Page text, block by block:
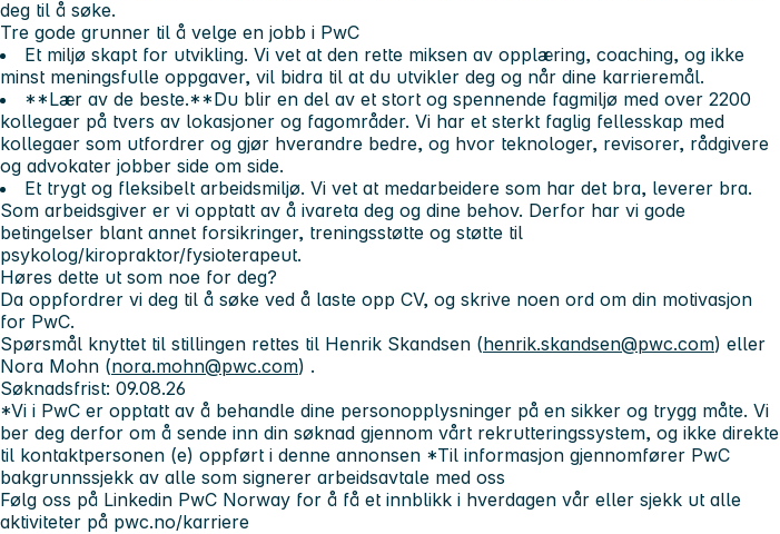
deg til å søke.
Tre gode grunner til å velge en jobb i PwC
Et miljø skapt for utvikling. Vi vet at den rette miksen av opplæring, coaching, og ikke
minst meningsfulle oppgaver, vil bidra til at du utvikler deg og når dine karrieremål.
**Lær av de beste.**Du blir en del av et stort og spennende fagmiljø med over 2200
kollegaer på tvers av lokasjoner og fagområder. Vi har et sterkt faglig fellesskap med
kollegaer som utfordrer og gjør hverandre bedre, og hvor teknologer, revisorer, rådgivere
og advokater jobber side om side.
Et trygt og fleksibelt arbeidsmiljø. Vi vet at medarbeidere som har det bra, leverer bra.
Som arbeidsgiver er vi opptatt av å ivareta deg og dine behov. Derfor har vi gode
betingelser blant annet forsikringer, treningsstøtte og støtte til
psykolog/kiropraktor/fysioterapeut.
Høres dette ut som noe for deg?
Da oppfordrer vi deg til å søke ved å laste opp CV, og skrive noen ord om din motivasjon
for PwC.
Spørsmål knyttet til stillingen rettes til Henrik Skandsen (henrik.skandsen@pwc.com) eller
Nora Mohn (nora.mohn@pwc.com) .
Søknadsfrist: 09.08.26
*Vi i PwC er opptatt av å behandle dine personopplysninger på en sikker og trygg måte. Vi
ber deg derfor om å sende inn din søknad gjennom vårt rekrutteringssystem, og ikke direkte
til kontaktpersonen (e) oppført i denne annonsen *Til informasjon gjennomfører PwC
bakgrunnssjekk av alle som signerer arbeidsavtale med oss
Følg oss på Linkedin PwC Norway for å få et innblikk i hverdagen vår eller sjekk ut alle
aktiviteter på pwc.no/karriere